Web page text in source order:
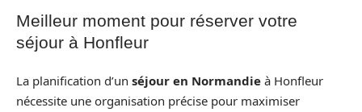
Meilleur moment pour réserver votre
séjour à Honfleur
La planification d’un séjour en Normandie à Honfleur
nécessite une organisation précise pour maximiser